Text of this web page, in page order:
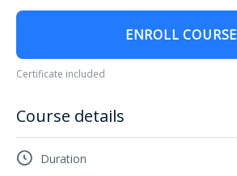
ENROLL COURSE
Certificate included
Course details
Duration